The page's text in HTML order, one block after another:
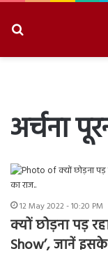
अर्चना
12 May 2022 - 10:20 PM
क्यों छोड़ना पड़
Show’, जानें